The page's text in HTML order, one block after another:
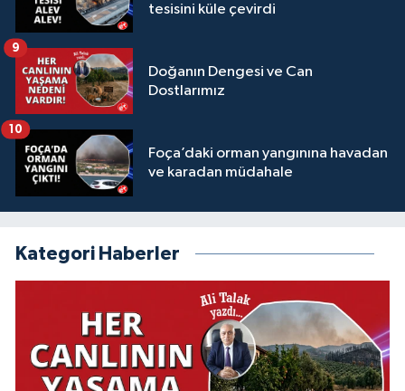
tesisini küle çevirdi
Doğanın Dengesi ve Can
Dostlarımız
9
Foça’daki orman yangınına havadan
ve karadan müdahale
10
Kategori Haberler